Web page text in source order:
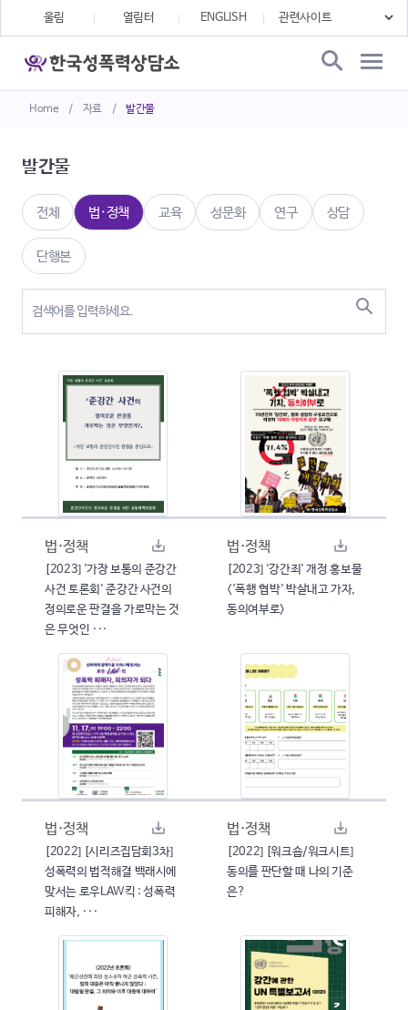
Home / 자료 / 발간물
울림 열림터 ENGLISH
발간물
전체 법·정책 교육 성문화 연구 상담
단행본
법·정책
[2023] '가장 보통의 준강간
사건 토론회' 준강간 사건의
정의로운 판결을 가로막는 것
은 무엇인 ···
법·정책
[2023] '강간죄' 개정 홍보물
<'폭행 협박' 박살내고 가자,
동의여부로>
법·정책
[2022] [시리즈집담회3차]
성폭력의 법적해결 백래시에
맞서는 로우LAW킥 : 성폭력
피해자, ···
법·정책
[2022] [워크숍/워크시트]
동의를 판단할 때 나의 기준
은?